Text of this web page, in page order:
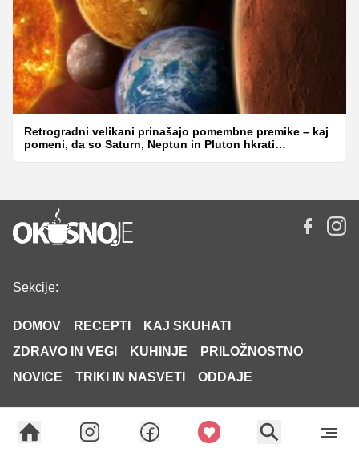
Retrogradni velikani prinašajo pomembne premike – kaj
pomeni, da so Saturn, Neptun in Pluton hkrati
Sekcije:
DOMOV RECEPTI
KAJ SKUHATI
ZDRAVO IN VEGI
KUHINJE
PRILOŽNOSTNO
NOVICE
TRIKI IN NASVETI ODDAJE
Oglaševanje Uredništvo PRO PLUS Piškotki